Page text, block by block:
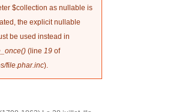
$collection as nullable is
the explicit nullable
be used instead in
(line 19 of
file.phar.inc).